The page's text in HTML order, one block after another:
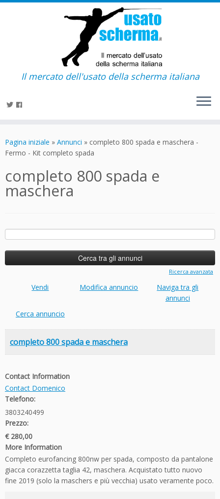
contenuto
Il mercato dell'usato della scherma italiana
Pagina iniziale » Annunci » completo 800 spada e maschera -
Fermo - Kit completo spada
completo 800 spada e
maschera
Ricerca
Ricerca avanzata
Vendi Modifica annuncio
Naviga tra gli
annunci
Cerca annuncio
completo 800 spada e maschera
Contact Information
Contact Domenico
Telefono:
3803240499
Prezzo:
€ 280,00
More Information
Completo eurofancing 800nw per spada, composto da pantalone
giacca corazzetta taglia 42, maschera. Acquistato tutto nuovo
fine 2019 (solo la maschers e più vecchia) usato veramente poco.